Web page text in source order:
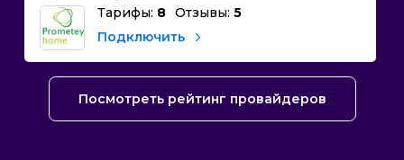
Тарифы: 8 Отзывы: 5
Подключить
Посмотреть рейтинг провайдеров